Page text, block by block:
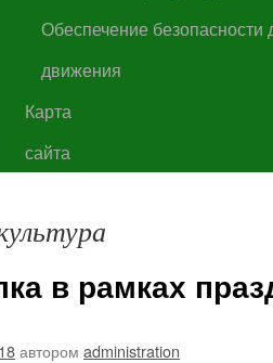
Обеспечение безопасности
движения
Карта
сайта
в рамках
автором administration